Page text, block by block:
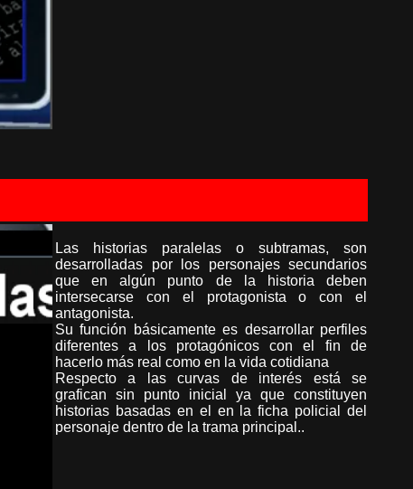
Las historias paralelas o subtramas, son
desarrolladas por los personajes secundarios
que en algún punto de la historia deben
intersecarse con el protagonista o con el
antagonista.
Su función básicamente es desarrollar perfiles
diferentes a los protagónicos con el fin de
hacerlo más real como en la vida cotidiana
Respecto a las curvas de interés está se
grafican sin punto inicial ya que constituyen
historias basadas en el en la ficha policial del
personaje dentro de la trama principal..